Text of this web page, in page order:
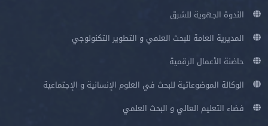
الندوة الجهوية للشرق
المديرية العامة للبحث العلمي و التطوير التكنولوجي
حاضنة الأعمال الرقمية
الوكالة الموضوعاتية للبحث في العلوم الإنسانية و الإجتماعية
فضاء التعليم العالي و البحث العلمي